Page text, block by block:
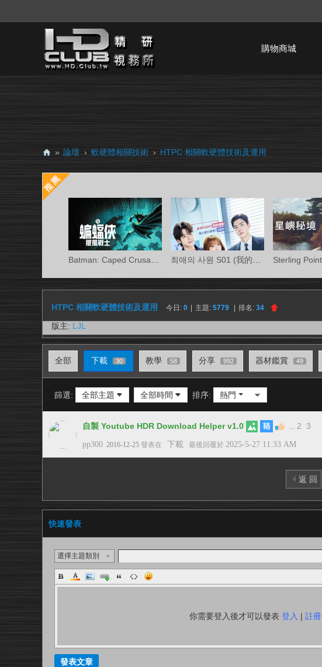
購物商城
D.
Cl
務
» 論壇 › 軟硬體相關技術 › HTPC 相關軟硬體技術及運用
HTPC 相關軟硬體技術及運用 今日: 0 主題: 5779 排名: 34
版主: LJL
全部 下載 30 教學 58 分享 992 器材鑑賞 49
篩選: 全部主題 全部時間 排序: 熱門
自製 Youtube HDR Download Helper v1.0 ... 2 3
pp300 2016-12-25 發表在 下載 最後回覆於 2025-5-27 11:33 AM
返 回
快速發表
選擇主題類別
你需要登入後才可以發表 登入 | 註冊
發表文章